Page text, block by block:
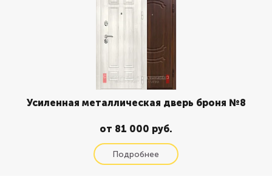
Усиленная металлическая дверь броня №8
от 81 000 руб.